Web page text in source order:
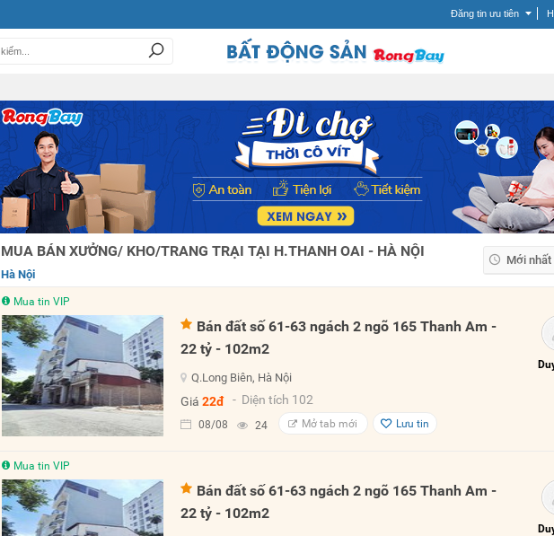
Đăng tin ưu tiên
MUA BÁN XƯỞNG/ KHO/TRANG TRẠI TẠI H.THANH OAI - HÀ NỘI
Hà Nội
Mới nhất
Giá tăng
Giá
Mua tin VIP
Bán đất số 61-63 ngách 2 ngõ 165 Thanh Am -
22 tỷ - 102m2
Q.Long Biên, Hà Nội
Giá 22đ - Diện tích 102
08/08 24 Mở tab mới Lưu tin
Mua tin VIP
Bán đất số 61-63 ngách 2 ngõ 165 Thanh Am -
22 tỷ - 102m2